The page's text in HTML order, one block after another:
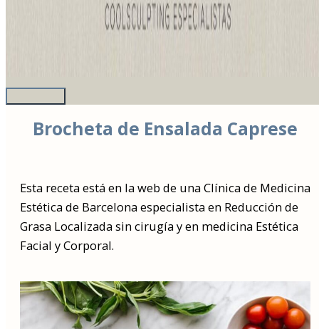
Brocheta de Ensalada Caprese
Esta receta está en la web de una Clínica de Medicina
Estética de Barcelona especialista en Reducción de
Grasa Localizada sin cirugía y en medicina Estética
Facial y Corporal.